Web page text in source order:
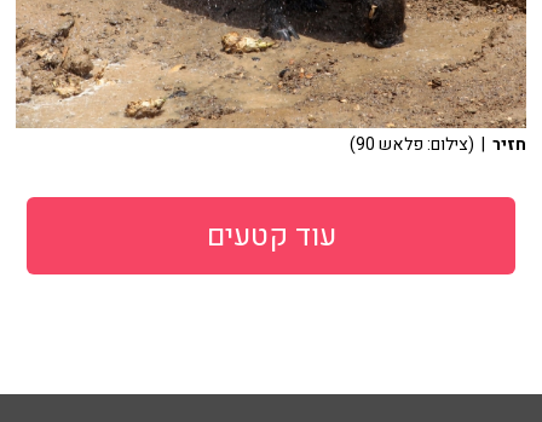
חזיר | (צילום: פלאש 90)
עוד קטעים